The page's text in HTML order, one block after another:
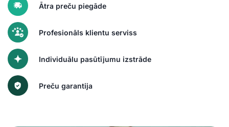
Ātra preču piegāde
Profesionāls klientu serviss
Individuālu pasūtījumu izstrāde
Preču garantija